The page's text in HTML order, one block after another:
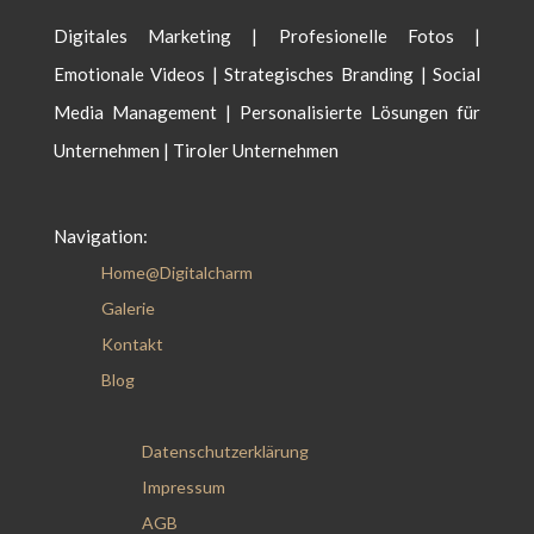
Digitales Marketing | Profesionelle Fotos |
Emotionale Videos | Strategisches Branding | Social
Media Management | Personalisierte Lösungen für
Unternehmen | Tiroler Unternehmen
Navigation:
Home@Digitalcharm
Galerie
Kontakt
Blog
Datenschutzerklärung
Impressum
AGB